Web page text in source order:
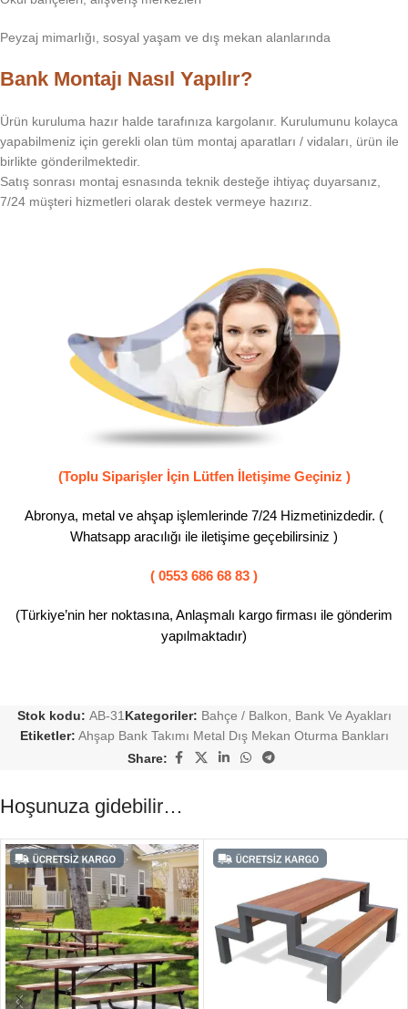
Peyzaj mimarlığı, sosyal yaşam ve dış mekan alanlarında
Bank Montajı Nasıl Yapılır?
Ürün kuruluma hazır halde tarafınıza kargolanır. Kurulumunu kolayca
yapabilmeniz için gerekli olan tüm montaj aparatları / vidaları, ürün ile
birlikte gönderilmektedir.
Satış sonrası montaj esnasında teknik desteğe ihtiyaç duyarsanız,
7/24 müşteri hizmetleri olarak destek vermeye hazırız.
(Toplu Siparişler İçin Lütfen İletişime Geçiniz )
Abronya, metal ve ahşap işlemlerinde 7/24 Hizmetinizdedir. (
Whatsapp aracılığı ile iletişime geçebilirsiniz )
( 0553 686 68 83 )
(Türkiye’nin her noktasına, Anlaşmalı kargo firması ile gönderim
yapılmaktadır)
Stok kodu: AB-31Kategoriler: Bahçe / Balkon, Bank Ve Ayakları
Etiketler: Ahşap Bank Takımı Metal Dış Mekan Oturma Bankları
Share:
Hoşunuza gidebilir…